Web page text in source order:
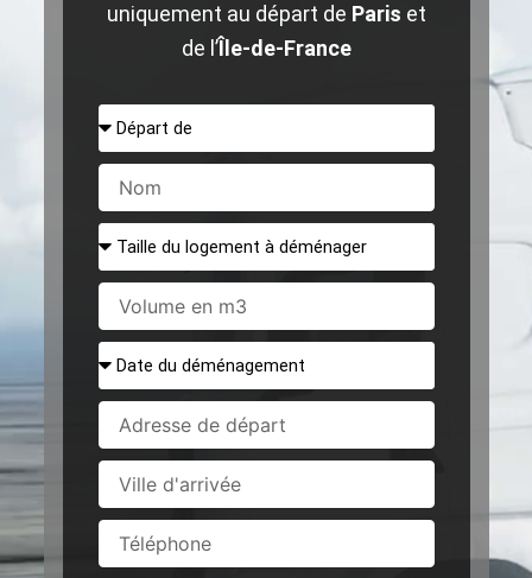
uniquement au départ de Paris et
de l’Île-de-France
de
Nom
du
logement
déménager
Volume
m3
du
déménagement
Adresse
départ
Ville
d'arrivée
Téléphone